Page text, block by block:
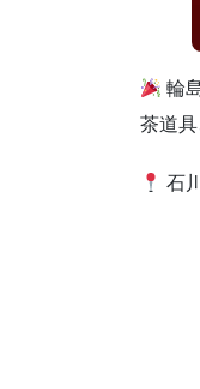
輪
茶道
石